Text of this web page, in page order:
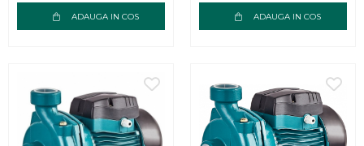
ADAUGA IN COS ADAUGA IN COS